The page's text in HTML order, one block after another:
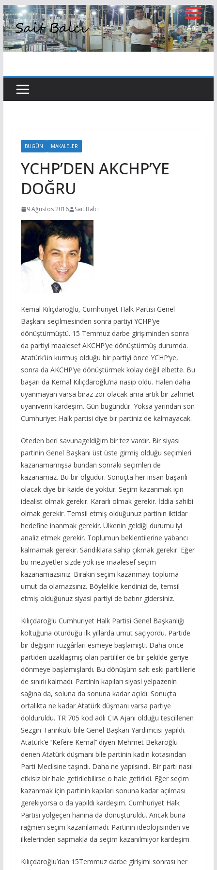
Skip
to
content
BUGÜN MAKALELER
YCHP’DEN AKCHP’YE
DOĞRU
9 Ağustos 2016 Sait Balcı
Kemal Kılıçdaroğlu, Cumhuriyet Halk Partisi Genel
Başkanı seçilmesinden sonra partiyi YCHP’ye
dönüştürmüştü. 15 Temmuz darbe girişiminden sonra
da partiyi maalesef AKCHP’ye dönüştürmüş durumda.
Atatürk’ün kurmuş olduğu bir partiyi önce YCHP’ye,
sonra da AKCHP’ye dönüştürmek kolay değil elbette. Bu
başarı da Kemal Kılıçdaroğlu’na nasip oldu. Halen daha
uyanmayan varsa biraz zor olacak ama artık bir zahmet
uyanıverin kardeşim. Gün bugündür. Yoksa yarından son
Cumhuriyet Halk partisi diye bir partiniz de kalmayacak.
Öteden beri savunageldiğim bir tez vardır. Bir siyasi
partinin Genel Başkanı üst üste girmiş olduğu seçimleri
kazanamamışsa bundan sonraki seçimleri de
kazanamaz. Bu bir olgudur. Sonuçta her insan başarılı
olacak diye bir kaide de yoktur. Seçim kazanmak için
idealist olmak gerekir. Kararlı olmak gerekir. İddia sahibi
olmak gerekir. Temsil etmiş olduğunuz partinin iktidar
hedefine inanmak gerekir. Ülkenin geldiği durumu iyi
analiz etmek gerekir. Toplumun beklentilerine yabancı
kalmamak gerekir. Sandıklara sahip çıkmak gerekir. Eğer
bu meziyetler sizde yok ise maalesef seçim
kazanamazsınız. Bırakın seçim kazanmayı topluma
umut da olamazsınız. Böylelikle kendinizi de, temsil
etmiş olduğunuz siyasi partiyi de batırır gidersiniz.
Kılıçdaroğlu Cumhuriyet Halk Partisi Genel Başkanlığı
koltuğuna oturduğu ilk yıllarda umut saçıyordu. Partide
bir değişim rüzgârları esmeye başlamıştı. Daha önce
partiden uzaklaşmış olan partililer de bir şekilde geriye
dönmeye başlamışlardı. Bu dönüşüm salt eski partililerle
de sınırlı kalmadı. Partinin kapıları siyasi yelpazenin
sağına da, soluna da sonuna kadar açıldı. Sonuçta
ortalıkta ne kadar Atatürk düşmanı varsa partiye
dolduruldu. TR 705 kod adlı CIA Ajanı olduğu tescillenen
Sezgin Tanrıkulu bile Genel Başkan Yardımcısı yapıldı.
Atatürk’e ‘’Kefere Kemal’’ diyen Mehmet Bekaroğlu
denen Atatürk düşmanı bile partinin kadın kotasından
Parti Meclisine taşındı. Daha ne yapılsındı. Bir parti nasıl
etkisiz bir hale getirilebilirse o hale getirildi. Eğer seçim
kazanmak için partinin kapıları sonuna kadar açılması
gerekiyorsa o da yapıldı kardeşim. Cumhuriyet Halk
Partisi yolgeçen hanına da dönüştürüldü. Ancak buna
rağmen seçim kazanılamadı. Partinin ideolojisinden ve
ilkelerinden sapmakla da seçim kazanılmıyor kardeşim.
Kılıçdaroğlu’dan 15Temmuz darbe girişimi sonrası her
Ana
Sayfa